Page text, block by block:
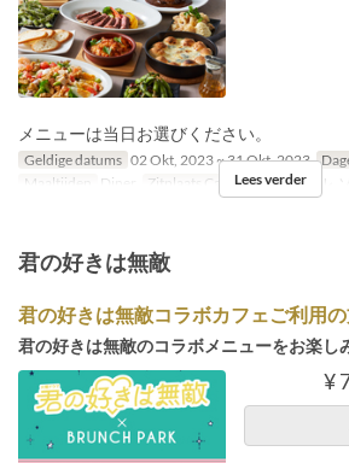
メニューは当日お選びください。
Geldige datums 02 Okt, 2023 ~ 31 Okt, 2023
Maaltijden
Diner Zitplaats Categorie テーブル,
Lees verder
君の好きは無敵
君の好きは無敵コラボカフェご利用の
君の好きは無敵のコラボメニューをお楽し
¥